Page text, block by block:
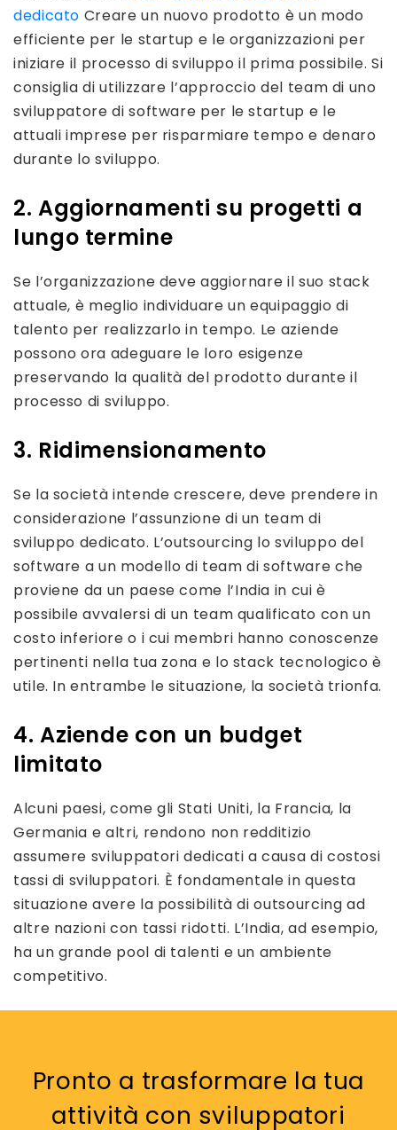
dedicato Creare un nuovo prodotto è un modo
efficiente per le startup e le organizzazioni per
iniziare il processo di sviluppo il prima possibile. Si
consiglia di utilizzare l’approccio del team di uno
sviluppatore di software per le startup e le
attuali imprese per risparmiare tempo e denaro
durante lo sviluppo.
2. Aggiornamenti su progetti a
lungo termine
Se l’organizzazione deve aggiornare il suo stack
attuale, è meglio individuare un equipaggio di
talento per realizzarlo in tempo. Le aziende
possono ora adeguare le loro esigenze
preservando la qualità del prodotto durante il
processo di sviluppo.
3. Ridimensionamento
Se la società intende crescere, deve prendere in
considerazione l’assunzione di un team di
sviluppo dedicato. L’outsourcing lo sviluppo del
software a un modello di team di software che
proviene da un paese come l’India in cui è
possibile avvalersi di un team qualificato con un
costo inferiore o i cui membri hanno conoscenze
pertinenti nella tua zona e lo stack tecnologico è
utile. In entrambe le situazione, la società trionfa.
4. Aziende con un budget
limitato
Alcuni paesi, come gli Stati Uniti, la Francia, la
Germania e altri, rendono non redditizio
assumere sviluppatori dedicati a causa di costosi
tassi di sviluppatori. È fondamentale in questa
situazione avere la possibilità di outsourcing ad
altre nazioni con tassi ridotti. L’India, ad esempio,
ha un grande pool di talenti e un ambiente
competitivo.
Pronto a trasformare la tua
attività con sviluppatori